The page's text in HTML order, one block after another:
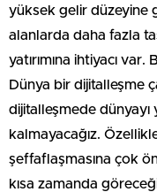
yüksek gelir düzeyine
alanlarda daha fazla
yatırımına ihtiyacı
Dünya bir dijitalleşme
dijitalleşmede dünyayı
kalmayacağız.
şeffaflaşmasına çok
kısa zamanda